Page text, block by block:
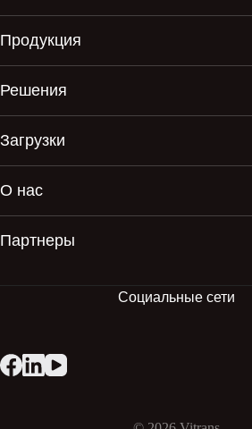
Продукция
Решения
Загрузки
О нас
Партнеры
Социальные сети